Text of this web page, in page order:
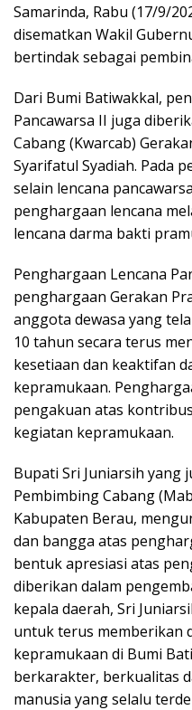
Samarinda, Rabu (17/9/
disematkan Wakil
bertindak sebagai
Dari Bumi Batiwakkal,
Pancawarsa II juga
Cabang (Kwarcab)
Syarifatul Syadiah. Pada
selain lencana
penghargaan lencana
lencana darma bakti
Penghargaan Lencana
penghargaan Gerakan
anggota dewasa yang
10 tahun secara terus
kesetiaan dan keaktifan
kepramukaan.
pengakuan atas
kegiatan kepramukaan.
Bupati Sri Juniarsih yang
Pembimbing Cabang
Kabupaten Berau,
dan bangga atas
bentuk apresiasi atas
diberikan dalam
kepala daerah, Sri
untuk terus memberikan
kepramukaan di Bumi
berkarakter, berkualitas
manusia yang selalu